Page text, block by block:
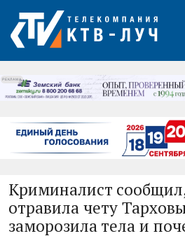
РЕКЛАМА
Криминалист
отравила чету
заморозила тела и